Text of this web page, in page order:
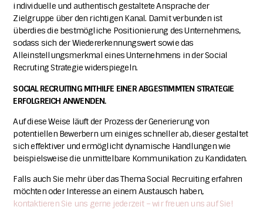
individuelle und authentisch gestaltete Ansprache der
Zielgruppe über den richtigen Kanal. Damit verbunden ist
überdies die bestmögliche Positionierung des Unternehmens,
sodass sich der Wiedererkennungswert sowie das
Alleinstellungsmerkmal eines Unternehmens in der Social
Recruting Strategie widerspiegeln.
SOCIAL RECRUITING MITHILFE EINER ABGESTIMMTEN STRATEGIE
ERFOLGREICH ANWENDEN.
Auf diese Weise läuft der Prozess der Generierung von
potentiellen Bewerbern um einiges schneller ab, dieser gestaltet
sich effektiver und ermöglicht dynamische Handlungen wie
beispielsweise die unmittelbare Kommunikation zu Kandidaten.
Falls auch Sie mehr über das Thema Social Recruiting erfahren
möchten oder Interesse an einem Austausch haben,
kontaktieren Sie uns gerne jederzeit – wir freuen uns auf Sie!